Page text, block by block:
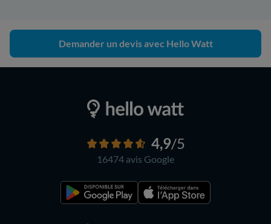
Demander un devis avec Hello Watt
4,9/5
16474 avis Google